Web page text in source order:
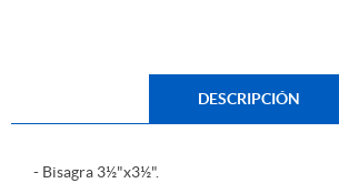
DESCRIPCIÓN
- Bisagra 3½"x3½".